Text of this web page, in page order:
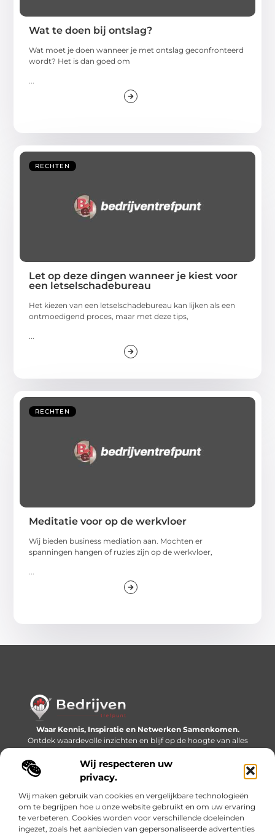
Wij respecteren uw
privacy.
Wij maken gebruik van cookies en vergelijkbare technologieën
om te begrijpen hoe u onze website gebruikt en om uw ervaring
te verbeteren. Cookies worden voor verschillende doeleinden
ingezet, zoals het aanbieden van gepersonaliseerde advertenties
Wat te doen bij ontslag?
Wat moet je doen wanneer je met ontslag geconfronteerd
wordt? Het is dan goed om
...
RECHTEN
Let op deze dingen wanneer je kiest voor
een letselschadebureau
Het kiezen van een letselschadebureau kan lijken als een
ontmoedigend proces, maar met deze tips,
...
RECHTEN
Meditatie voor op de werkvloer
Wij bieden business mediation aan. Mochten er
spanningen hangen of ruzies zijn op de werkvloer,
...
Waar Kennis, Inspiratie en Netwerken Samenkomen.
Ontdek waardevolle inzichten en blijf op de hoogte van alles
wat er speelt in de wereld.
Bericht categorie
Onze informatie